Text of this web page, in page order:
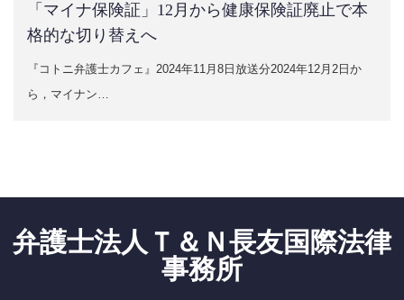
「マイナ保険証」12月から健康保険証廃止で本
格的な切り替えへ
『コトニ弁護士カフェ』2024年11月8日放送分2024年12月2日か
ら，マイナン…
弁護士法人Ｔ＆Ｎ長友国際法律
事務所